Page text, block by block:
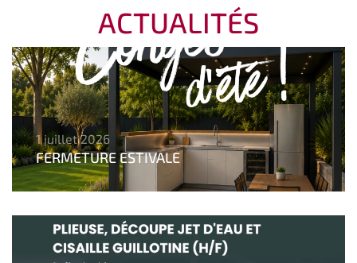
ACTUALITÉS
1 juillet 2026
FERMETURE ESTIVALE